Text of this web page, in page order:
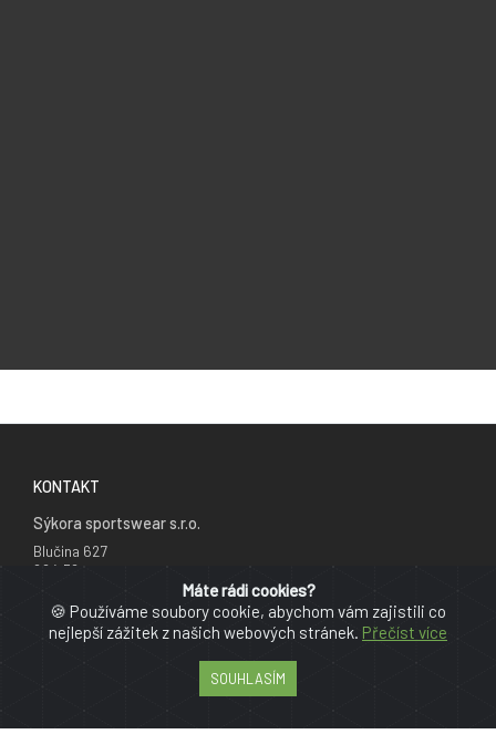
KONTAKT
Sýkora sportswear s.r.o.
Blučina 627
664 56
+420 777 241 735
info@cyklodresy.cz
Reklamační řád
Máte rádi cookies?
🍪 Používáme soubory cookie, abychom vám zajistili co
nejlepší zážitek z našich webových stránek. Přečíst více
SOUHLASÍM